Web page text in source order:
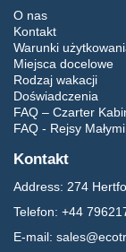
O nas
Kontakt
Warunki
Miejsca docelowe
Rodzaj wakacji
Doświadczenia
FAQ – Czarter
FAQ - Rejsy
Kontakt
Address: 274
Telefon: +44
E-mail: